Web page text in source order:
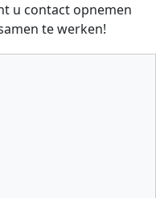
u contact opnemen
te werken!